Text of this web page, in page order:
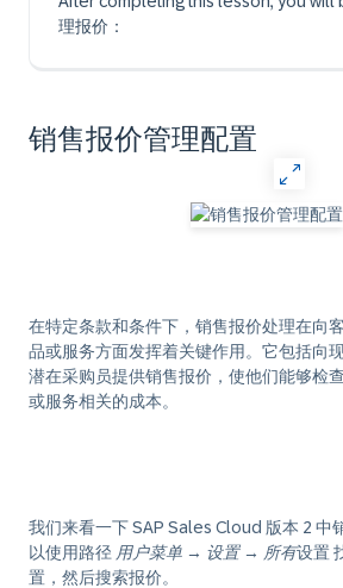
理报价：
销售报价管理配置
在特定条款和条件下，销售报价处理在向
品或服务方面发挥着关键作用。它包括向
潜在采购员提供销售报价，使他们能够检
或服务相关的成本。
我们来看一下 SAP Sales Cloud 版本 2 中
以使用路径 用户菜单 → 设置→ 所有设置
置，然后搜索报价。